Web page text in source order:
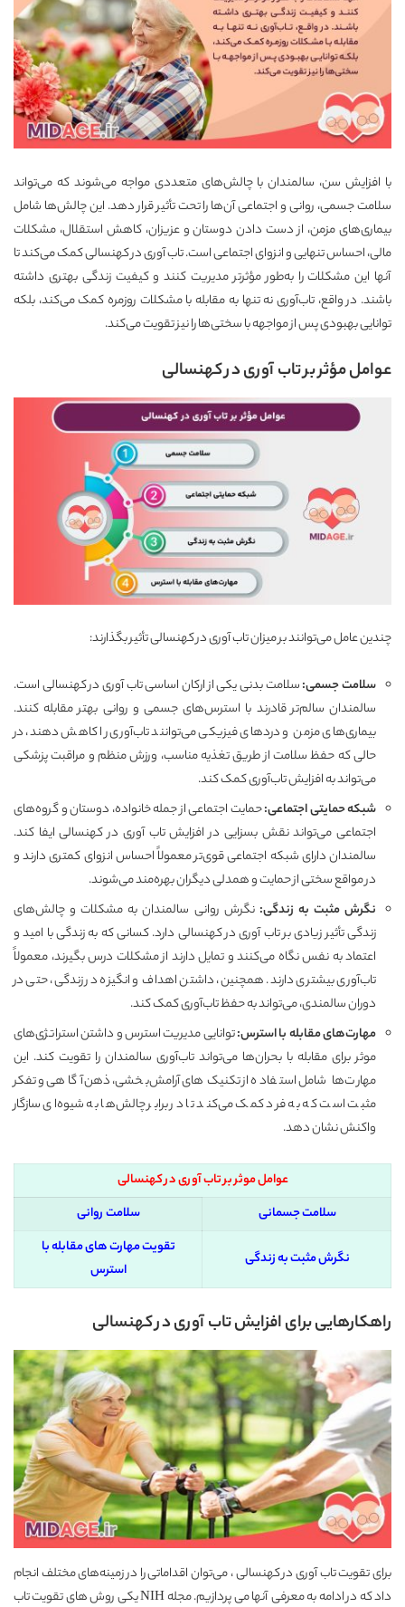
با افزایش سن، سالمندان با چالش‌های متعددی مواجه می‌شوند که می‌تواند
سلامت جسمی، روانی و اجتماعی آن‌ها را تحت تأثیر قرار دهد. این چالش‌ها شامل
بیماری‌های مزمن، از دست دادن دوستان و عزیزان، کاهش استقلال، مشکلات
مالی، احساس تنهایی و انزوای اجتماعی است. تاب ‌آوری در کهنسالی کمک می‌کند تا
آنها این مشکلات را به‌طور مؤثرتر مدیریت کنند و کیفیت زندگی بهتری داشته
باشند. در واقع، تاب‌آوری نه تنها به مقابله با مشکلات روزمره کمک می‌کند، بلکه
توانایی بهبودی پس از مواجهه با سختی‌ها را نیز تقویت می‌کند.
عوامل مؤثر بر تاب ‌آوری در کهنسالی
چندین عامل می‌توانند بر میزان تاب ‌آوری در کهنسالی تأثیر بگذارند:
سلامت جسمی:سلامت بدنی یکی از ارکان اساسی تاب ‌آوری در کهنسالی است.
سالمندان سالم‌تر قادرند با استرس‌های جسمی و روانی بهتر مقابله کنند.
بیماری‌های مزمن و دردهای فیزیکی می‌توانند تاب‌آوری را کاهش دهند، در
حالی که حفظ سلامت از طریق تغذیه مناسب، ورزش منظم و مراقبت پزشکی
می‌تواند به افزایش تاب‌آوری کمک کند.
شبکه حمایتی اجتماعی:حمایت اجتماعی از جمله خانواده، دوستان و گروه‌های
اجتماعی می‌تواند نقش بسزایی در افزایش تاب ‌آوری در کهنسالی ایفا کند.
سالمندان دارای شبکه اجتماعی قوی‌تر معمولاً احساس انزوای کمتری دارند و
در مواقع سختی از حمایت و همدلی دیگران بهره‌مند می‌شوند.
نگرش مثبت به زندگی: نگرش روانی سالمندان به مشکلات و چالش‌های
زندگی تأثیر زیادی بر تاب ‌آوری در کهنسالی دارد. کسانی که به زندگی با امید و
اعتماد به نفس نگاه می‌کنند و تمایل دارند از مشکلات درس بگیرند، معمولاً
تاب‌آوری بیشتری دارند. همچنین، داشتن اهداف و انگیزه در زندگی، حتی در
دوران سالمندی، می‌تواند به حفظ تاب‌آوری کمک کند.
مهارت‌های مقابله با استرس:توانایی مدیریت استرس و داشتن استراتژی‌های
موثر برای مقابله با بحران‌ها می‌تواند تاب‌آوری سالمندان را تقویت کند. این
مهارت‌ها شامل استفاده از تکنیک‌های آرامش‌بخشی، ذهن‌آگاهی و تفکر
مثبت است که به فرد کمک می‌کند تا در برابر چالش‌ها به شیوه‌ای سازگار
واکنش نشان دهد.
عوامل موثر بر تاب ‌آوری در کهنسالی
سلامت جسمانی
سلامت روانی
نگرش مثبت به زندگی
تقویت مهارت های مقابله با
استرس
راهکارهایی برای افزایش تاب ‌آوری در کهنسالی
برای تقویت تاب ‌آوری در کهنسالی ، می‌توان اقداماتی را در زمینه‌های مختلف انجام
داد که در ادامه به معرفی آنها می پردازیم.مجله NIH یکی روش های تقویت تاب